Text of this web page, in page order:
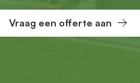
Vraag een offerte aan